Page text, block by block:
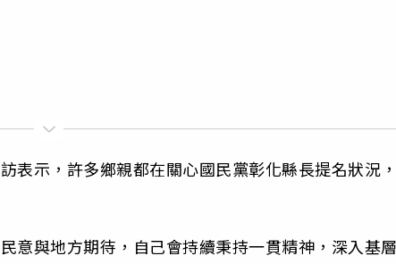
表示，許多鄉親都在關心國民黨彰化縣長提名狀況
意與地方期待，自己會持續秉持一貫精神，深入基